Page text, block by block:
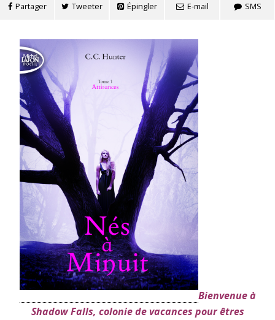
Partager Tweeter Épingler E-mail SMS
Bienvenue à
Shadow Falls, colonie de vacances pour êtres